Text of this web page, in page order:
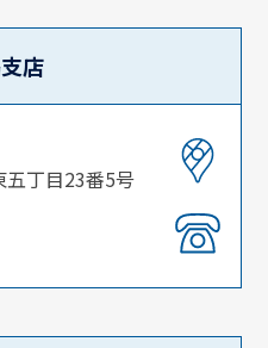
店
丁目23番5号